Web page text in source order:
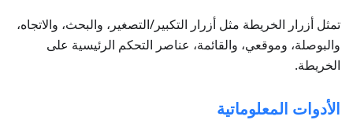
تمثل أزرار الخريطة مثل أزرار التكبير/التصغير، والبحث، والاتجاه،
والبوصلة، وموقعي، والقائمة، عناصر التحكم الرئيسية على
الخريطة.
الأدوات المعلوماتية